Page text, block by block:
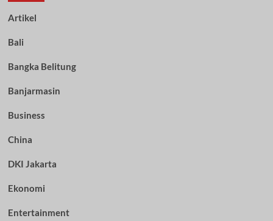
Artikel
Bali
Bangka Belitung
Banjarmasin
Business
China
DKI Jakarta
Ekonomi
Entertainment